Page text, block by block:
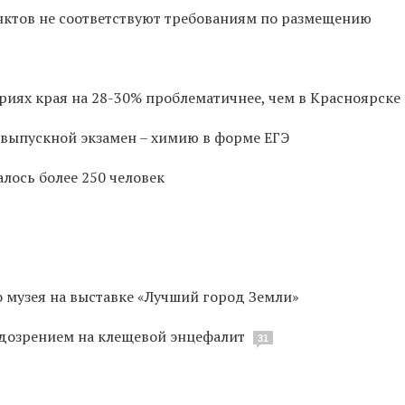
не соответствуют требованиям по размещению
края на 28-30% проблематичнее, чем в Красноярске
экзамен – химию в форме ЕГЭ
более 250 человек
на выставке «Лучший город Земли»
на клещевой энцефалит
31